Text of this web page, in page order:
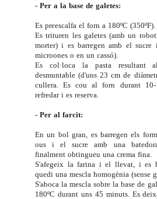
- Per a la base de galetes:
Es preescalfa el forn a 180ºC (350ºF).
Es trituren les galetes (amb un
morter) i es barregen amb el sucre
microones o en un cassó).
Es col·loca la pasta resultant
desmuntable (d'uns 23 cm de
cullera. Es cou al forn durant 10-
refredar i es reserva.
- Per al farcit:
En un bol gran, es barregen els
ous i el sucre amb una
finalment obtingueu una crema fina.
S'afegeix la farina i el llevat, i es
quedi una mescla homogènia (sense
S'aboca la mescla sobre la base de
180ºC durant uns 45 minuts. Es